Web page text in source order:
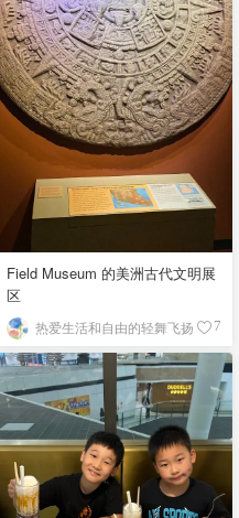
Field Museum 的美洲古代文明展
区
热爱生活和自由的轻舞飞扬 7